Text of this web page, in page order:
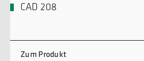
CAD 208
Zum Produkt